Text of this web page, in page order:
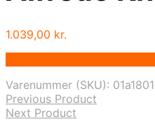
1.039,00 kr.
Varenummer (SKU):
Previous Product
Next Product